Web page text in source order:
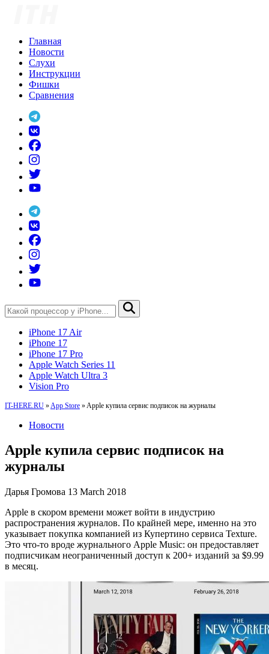
Главная
Новости
Слухи
Инструкции
Фишки
Сравнения
iPhone 17 Air
iPhone 17
iPhone 17 Pro
Apple Watch Series 11
Apple Watch Ultra 3
Vision Pro
IT-HERE.RU » App Store » Apple купила сервис подписок на журналы
Новости
Apple купила сервис подписок на
журналы
Дарья Громова 13 March 2018
Apple в скором времени может войти в индустрию
распространения журналов. По крайней мере, именно на это
указывает покупка компанией из Купертино сервиса Texture.
Это что-то вроде журнального Apple Music: он предоставляет
подписчикам неограниченный доступ к 200+ изданий за $9.99
в месяц.